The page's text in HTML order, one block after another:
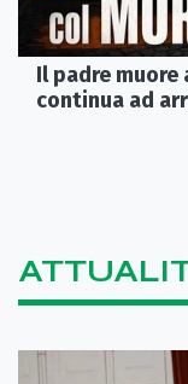
Il padre muore
continua ad